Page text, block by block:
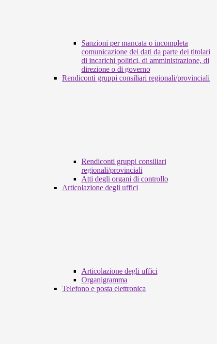
Sanzioni per mancata o incompleta
comunicazione dei dati da parte dei titolari
di incarichi politici, di amministrazione, di
direzione o di governo
Rendiconti gruppi consiliari regionali/provinciali
Rendiconti gruppi consiliari
regionali/provinciali
Atti degli organi di controllo
Articolazione degli uffici
Articolazione degli uffici
Organigramma
Telefono e posta elettronica